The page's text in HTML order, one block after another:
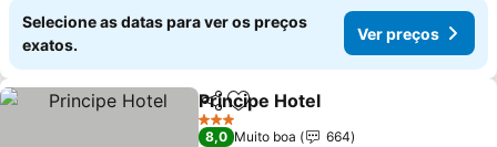
Selecione as datas para ver os preços
exatos.
Ver preços
PartilharAdicionar aos favoritos
Principe Hotel
3 Estrelas
8,0 Muito boa
664